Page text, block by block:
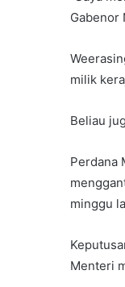
Gabenor
milik
Beliau
Perdana
minggu
Menteri